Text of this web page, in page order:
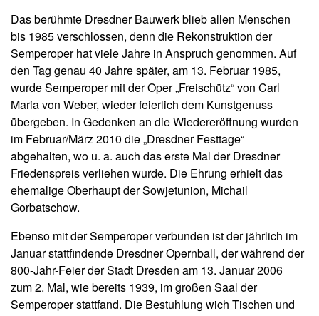
Das berühmte Dresdner Bauwerk blieb allen Menschen
bis 1985 verschlossen, denn die Rekonstruktion der
Semperoper hat viele Jahre in Anspruch genommen. Auf
den Tag genau 40 Jahre später, am 13. Februar 1985,
wurde Semperoper mit der Oper „Freischütz“ von Carl
Maria von Weber, wieder feierlich dem Kunstgenuss
übergeben. In Gedenken an die Wiedereröffnung wurden
im Februar/März 2010 die „Dresdner Festtage“
abgehalten, wo u. a. auch das erste Mal der Dresdner
Friedenspreis verliehen wurde. Die Ehrung erhielt das
ehemalige Oberhaupt der Sowjetunion, Michail
Gorbatschow.
Ebenso mit der Semperoper verbunden ist der jährlich im
Januar stattfindende Dresdner Opernball, der während der
800-Jahr-Feier der Stadt Dresden am 13. Januar 2006
zum 2. Mal, wie bereits 1939, im großen Saal der
Semperoper stattfand. Die Bestuhlung wich Tischen und